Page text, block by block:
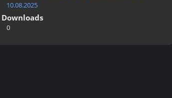
10.08.2025
Downloads
0